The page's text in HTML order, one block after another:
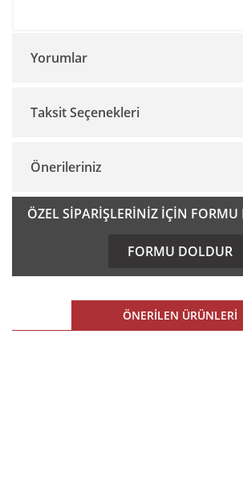
Yorumlar
Bu ürüne ilk yorumu siz
Taksit Seçenekleri
Önerileriniz
Bu ürünün fiyat bilgisi, resim, ürün
konularda yetersiz gördüğünüz noktaları
kullanarak tarafımıza iletebilirsiniz.
Ürün resmi kalitesiz, bozuk veya
Ürün açıklamasında eksik bilgiler
ÖZEL SİPARİŞLERİNİZ İÇİN
FORMU DOLDUR
ÖNERİLEN ÜRÜNLERİ